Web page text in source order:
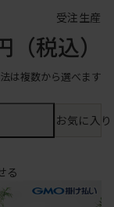
受注生産
（税込）
は複数から選べます
お気に入
る